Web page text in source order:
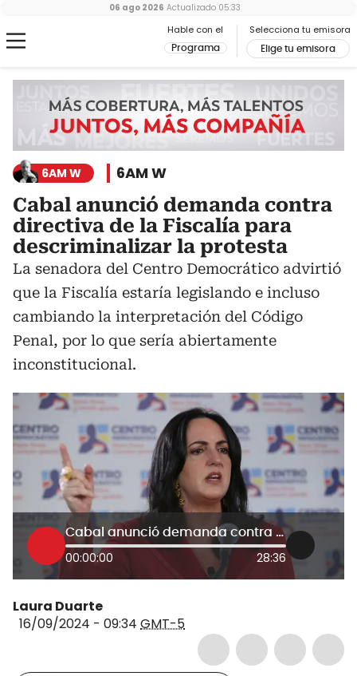
Hable con el
Programa
Selecciona tu emisora
Elige tu emisora
06 ago 2026 Actualizado 05:33
6AM W 6AM W
Cabal anunció demanda contra
directiva de la Fiscalía para
descriminalizar la protesta
La senadora del Centro Democrático advirtió
que la Fiscalía estaría legislando e incluso
cambiando la interpretación del Código
Penal, por lo que sería abiertamente
inconstitucional.
Cabal anunció demanda contra directiva de la Fiscalía para descriminalizar la protesta
00:00:00 28:36
Laura Duarte
16/09/2024 - 09:34 GMT-5